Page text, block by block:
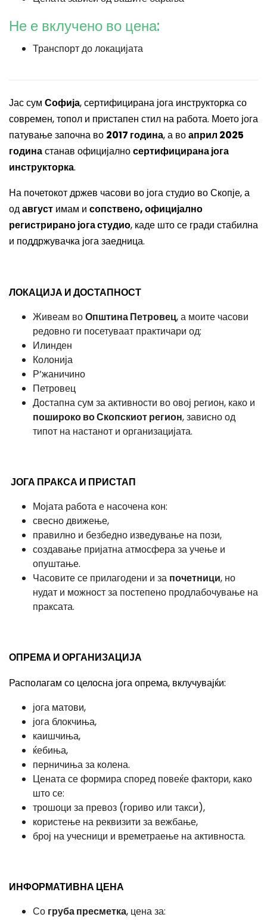
Не е вклучено во цена:
Транспорт до локацијата
Јас сум Софија, сертифицирана јога инструкторка со
современ, топол и пристапен стил на работа. Моето јога
патување започна во 2017 година, а воаприл 2025
годинастанав официјалносертифицирана јога
инструкторка.
На почетокот држев часови во јога студио во Скопје, а
одавгуст имам и сопствено, официјално
регистрирано јога студио, каде што се гради стабилна
и поддржувачка јога заедница.
ЛОКАЦИЈА И ДОСТАПНОСТ
Живеам воОпштина Петровец, а моите часови
редовно ги посетуваат практичари од:
Илинден
Колонија
Р’жаничино
Петровец
Достапна сум за активности во овој регион, како и
пошироко во Скопскиот регион, зависно од
типот на настанот и организацијата.
ЈОГА ПРАКСА И ПРИСТАП
Мојата работа е насочена кон:
свесно движење,
правилно и безбедно изведување на пози,
создавање пријатна атмосфера за учење и
опуштање.
Часовите се прилагодени и за почетници, но
нудат и можност за постепено продлабочување на
праксата.
ОПРЕМА И ОРГАНИЗАЦИЈА
Располагам со целосна јога опрема, вклучувајќи:
јога матови,
јога блокчиња,
каишчиња,
ќебиња,
перничиња за колена.
Цената се формира според повеќе фактори, како
што се:
трошоци за превоз (гориво или такси),
користење на реквизити за вежбање,
број на учесници и времетраење на активноста.
ИНФОРМАТИВНА ЦЕНА
Со груба пресметка, цена за: